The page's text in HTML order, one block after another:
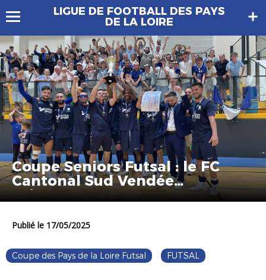
LIGUE DE FOOTBALL DES PAYS
DE LA LOIRE
Coupe Seniors Futsal : le FC
Cantonal Sud Vendée
vainqueur !
Publié le 17/05/2025
Coupe des Pays de la Loire Futsal FUTSAL